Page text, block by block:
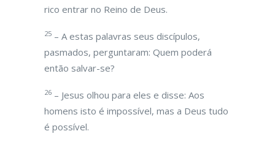
rico entrar no Reino de Deus.
25 – A estas palavras seus discípulos,
pasmados, perguntaram: Quem poderá
então salvar-se?
26 – Jesus olhou para eles e disse: Aos
homens isto é impossível, mas a Deus tudo
é possível.